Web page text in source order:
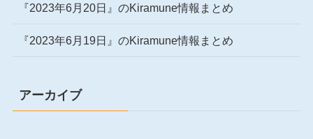
『2023年6月20日』のKiramune情報まとめ
『2023年6月19日』のKiramune情報まとめ
アーカイブ